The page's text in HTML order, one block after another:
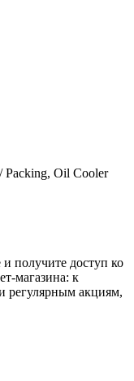
Packing, Oil Cooler
и получите доступ ко
магазина: к
регулярным акциям,